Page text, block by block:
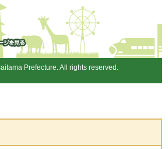
っ
Prefecture. All rights reserved.